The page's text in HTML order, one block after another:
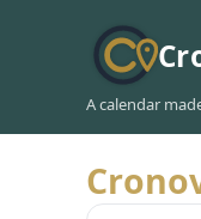
A calendar